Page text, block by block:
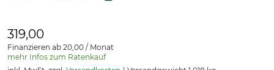
319,00
Finanzieren ab 20,00 / Monat
mehr Infos zum Ratenkauf